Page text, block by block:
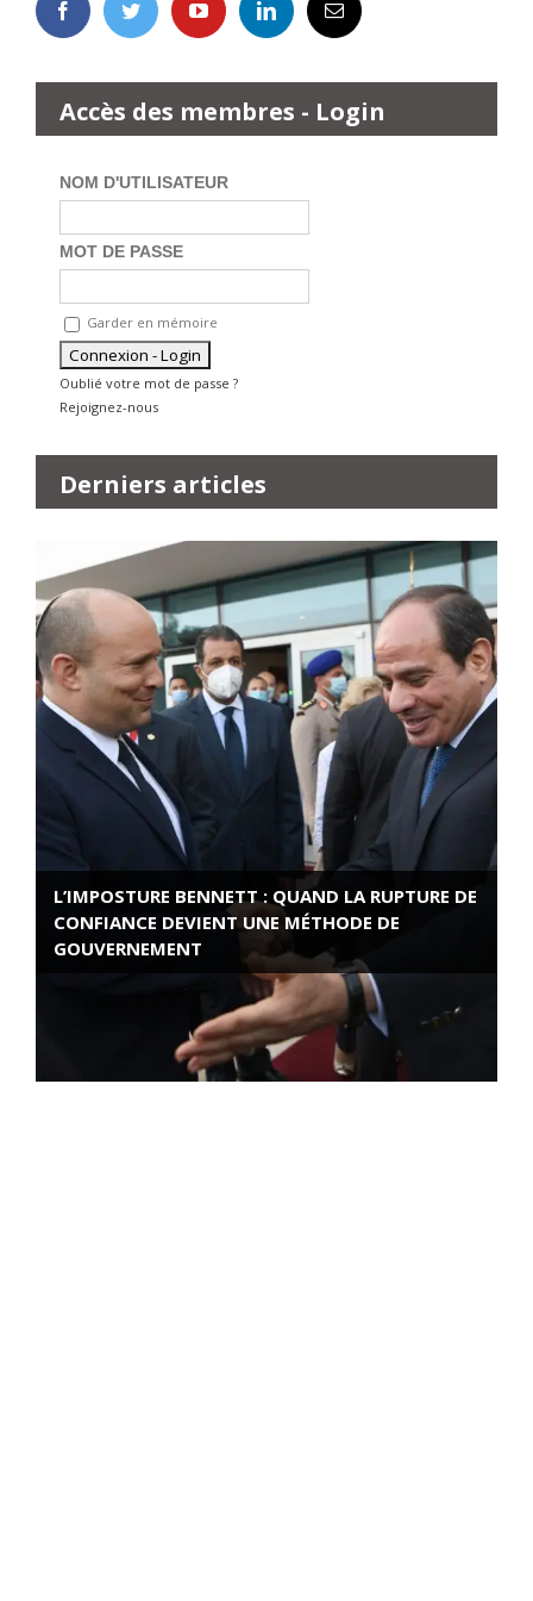
Accès des membres - Login
NOM D'UTILISATEUR
MOT DE PASSE
Garder en mémoire
Oublié votre mot de passe ?
Rejoignez-nous
Derniers articles
L’IMPOSTURE BENNETT : QUAND LA RUPTURE DE
CONFIANCE DEVIENT UNE MÉTHODE DE
GOUVERNEMENT
ROSE VALLAND, HEROÏNE DE LA RESISTANCE